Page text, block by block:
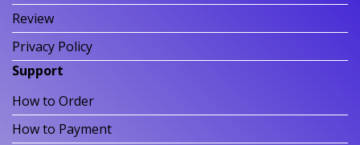
Review
Privacy Policy
Support
How to Order
How to Payment